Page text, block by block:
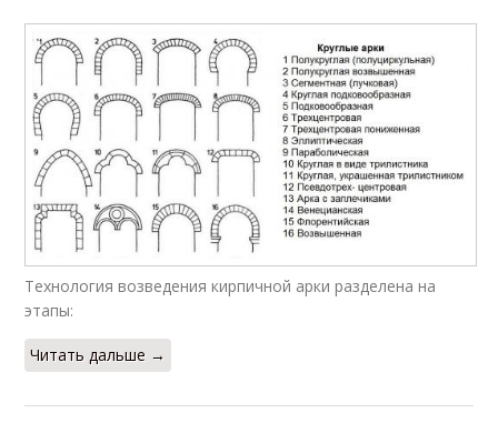
Технология возведения кирпичной арки разделена на
этапы:
Читать дальше →